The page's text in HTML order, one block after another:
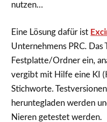
nutzen…
Eine Lösung dafür ist
Unternehmens PRC.
Festplatte/Ordner ein,
vergibt mit Hilfe eine KI
Stichworte.
heruntegladen werden
Nieren getestet werden.